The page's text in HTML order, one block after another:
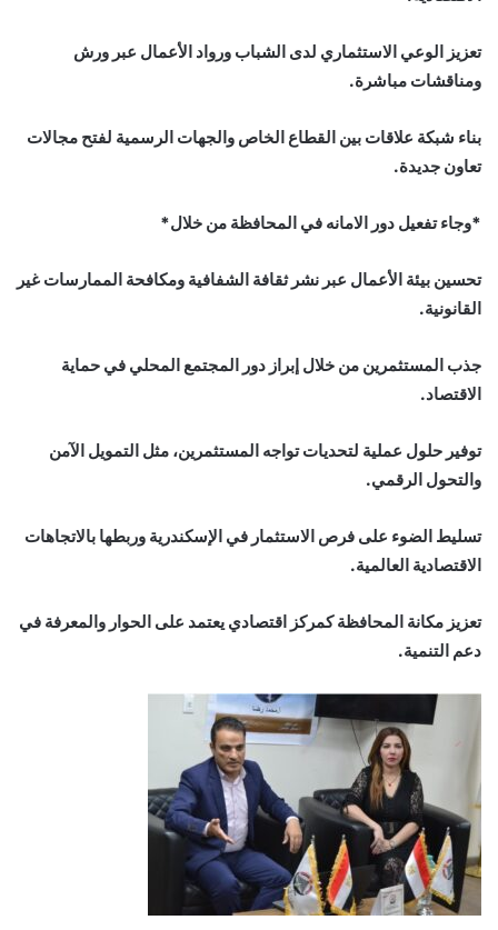
تعزيز الوعي الاستثماري لدى الشباب ورواد الأعمال عبر ورش
ومناقشات مباشرة.
بناء شبكة علاقات بين القطاع الخاص والجهات الرسمية لفتح مجالات
تعاون جديدة.
*وجاء تفعيل دور الامانه في المحافظة من خلال*
تحسين بيئة الأعمال عبر نشر ثقافة الشفافية ومكافحة الممارسات غير
القانونية.
جذب المستثمرين من خلال إبراز دور المجتمع المحلي في حماية
الاقتصاد.
توفير حلول عملية لتحديات تواجه المستثمرين، مثل التمويل الآمن
والتحول الرقمي.
تسليط الضوء على فرص الاستثمار في الإسكندرية وربطها بالاتجاهات
الاقتصادية العالمية.
تعزيز مكانة المحافظة كمركز اقتصادي يعتمد على الحوار والمعرفة في
دعم التنمية.